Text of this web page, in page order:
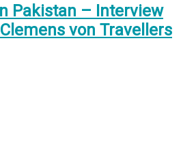
Pakistan – Interview
von Travellers